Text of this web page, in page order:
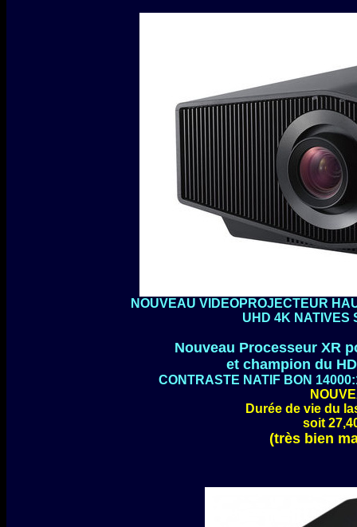
NOUVEAU VIDEOPROJECTEUR
UHD 4K NATIVES
Nouveau Processeur XR
et champion du
CONTRASTE NATIF BON
Durée de vie du
soit
(très bien